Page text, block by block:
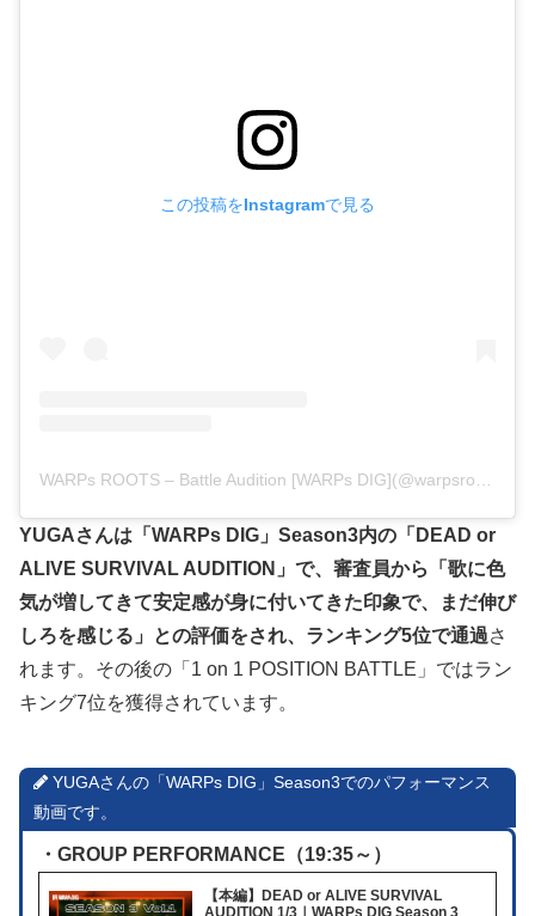
この投稿をInstagramで見る
YUGAさんは「WARPs DIG」Season3内の「DEAD or
ALIVE SURVIVAL AUDITION」で、審査員から「歌に色
気が増してきて安定感が身に付いてきた印象で、まだ伸び
しろを感じる」との評価をされ、ランキング5位で通過さ
れます。その後の「1 on 1 POSITION BATTLE」ではラン
キング7位を獲得されています。
YUGAさんの「WARPs DIG」Season3でのパフォーマンス
動画です。
・GROUP PERFORMANCE（19:35～）
【本編】DEAD or ALIVE SURVIVAL
AUDITION 1/3｜WARPs DIG Season 3